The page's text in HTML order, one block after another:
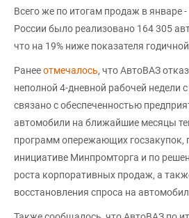
Всего же по итогам продаж в январе
России было реализовано 164 305
что на 19% ниже показателя
Ранееотмечалось, что АвтоВАЗ
неполной 4-дневной рабочей недели
связано с обеспеченностью
автомобили на ближайшие месяцы
программ опережающих госзакупок,
инициативе Минпромторга и по
роста корпоративных продаж, а
восстановления спроса на